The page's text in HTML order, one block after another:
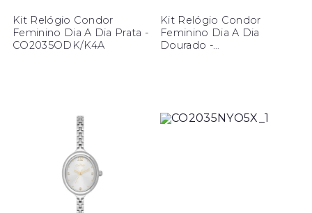
Kit Relógio Condor
Feminino Dia A Dia Prata -
CO2035ODK/K4A
Kit Relógio Condor
Feminino Dia A Dia
Dourado -